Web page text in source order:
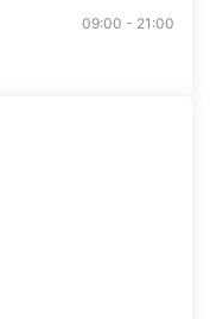
09:00 - 21:00